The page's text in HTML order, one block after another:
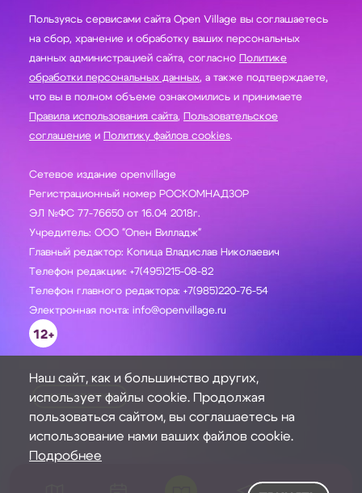
Пользуясь сервисами сайта Open Village вы соглашаетесь
на сбор, хранение и обработку ваших персональных
данных администрацией сайта, согласно Политике
обработки персональных данных, а также подтверждаете,
что вы в полном объеме ознакомились и принимаете
Правила использования сайта, Пользовательское
соглашение и Политику файлов cookies.
Сетевое издание openvillage
Регистрационный номер РОСКОМНАДЗОР
ЭЛ №ФС 77-76650 от 16.04 2018г.
Учредитель: ООО "Опен Вилладж"
Главный редактор: Копица Владислав Николаевич
Телефон редакции: +7(495)215-08-82
Телефон главного редактора: +7(985)220-76-54
Электронная почта: info@openvillage.ru
12+
ЗАДАТЬ ВОПРОС
Наш сайт, как и большинство других,
использует файлы cookie. Продолжая
пользоваться сайтом, вы соглашаетесь на
использование нами ваших файлов cookie.
Подробнее